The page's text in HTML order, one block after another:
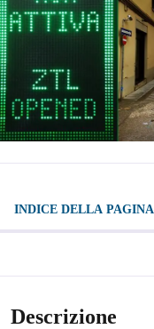
INDICE DELLA PAGINA
Descrizione